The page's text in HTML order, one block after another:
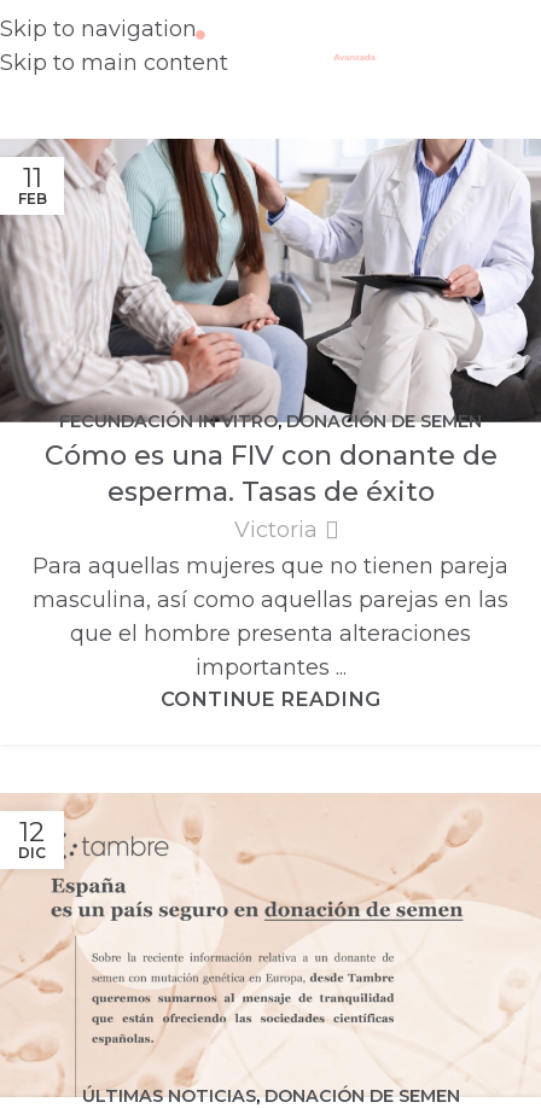
Skip to navigation
Skip to main content
11
FEB
FECUNDACIÓN IN VITRO,DONACIÓN DE SEMEN
Cómo es una FIV con donante de
esperma. Tasas de éxito
Victoria
Para aquellas mujeres que no tienen pareja
masculina, así como aquellas parejas en las
que el hombre presenta alteraciones
importantes ...
CONTINUE READING
12
DIC
ÚLTIMAS NOTICIAS,DONACIÓN DE SEMEN